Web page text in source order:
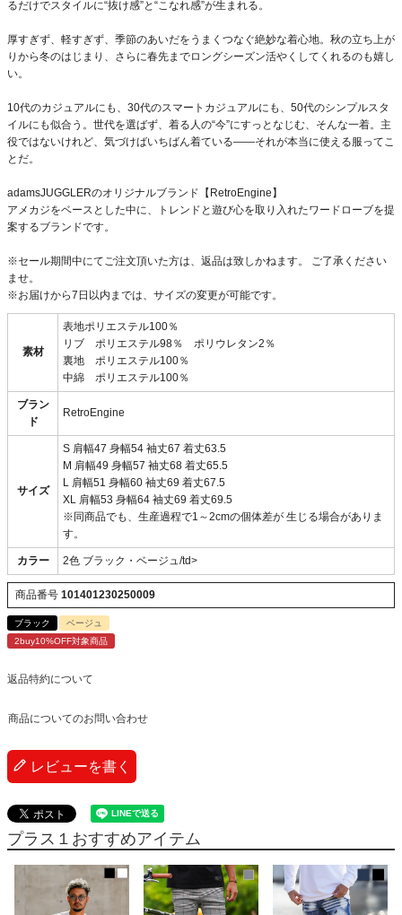
るだけでスタイルに“抜け感”と“こなれ感”が生まれる。
厚すぎず、軽すぎず、季節のあいだをうまくつなぐ絶妙な着心地。秋の立ち上が
りから冬のはじまり、さらに春先までロングシーズン活やくしてくれるのも嬉し
い。
10代のカジュアルにも、30代のスマートカジュアルにも、50代のシンプルスタ
イルにも似合う。世代を選ばず、着る人の“今”にすっとなじむ、そんな一着。主
役ではないけれど、気づけばいちばん着ている――それが本当に使える服ってこ
とだ。
adamsJUGGLERのオリジナルブランド【RetroEngine】
アメカジをベースとした中に、トレンドと遊び心を取り入れたワードローブを提
案するブランドです。
※セール期間中にてご注文頂いた方は、返品は致しかねます。 ご了承ください
ませ。
※お届けから7日以内までは、サイズの変更が可能です。
素材
表地ポリエステル100％
リブ ポリエステル98％ ポリウレタン2％
裏地 ポリエステル100％
中綿 ポリエステル100％
ブラン
ド
RetroEngine
サイズ
S 肩幅47 身幅54 袖丈67 着丈63.5
M 肩幅49 身幅57 袖丈68 着丈65.5
L 肩幅51 身幅60 袖丈69 着丈67.5
XL 肩幅53 身幅64 袖丈69 着丈69.5
※同商品でも、生産過程で1～2cmの個体差が 生じる場合がありま
す。
カラー 2色 ブラック・ベージュ/td>
商品番号 101401230250009
ブラック
ベージュ
2buy10%OFF対象商品
返品特約について
商品についてのお問い合わせ
レビューを書く
プラス１おすすめアイテム